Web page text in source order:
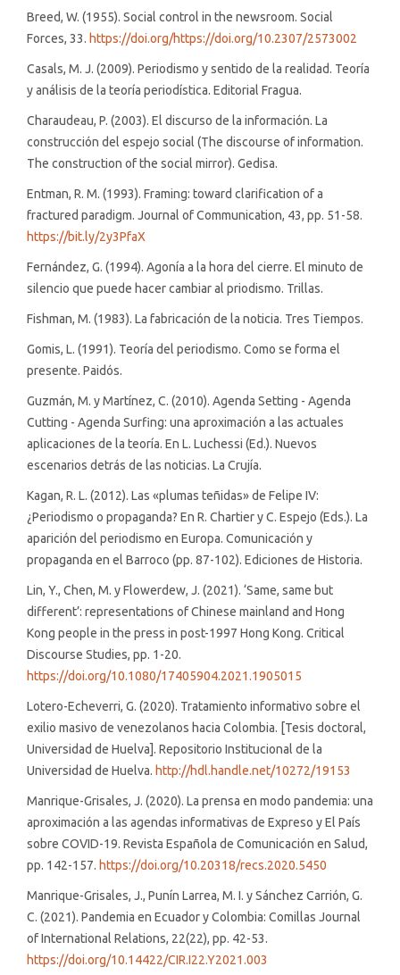
Breed, W. (1955). Social control in the newsroom. Social
Forces, 33. https://doi.org/https://doi.org/10.2307/2573002
Casals, M. J. (2009). Periodismo y sentido de la realidad. Teoría
y análisis de la teoría periodística. Editorial Fragua.
Charaudeau, P. (2003). El discurso de la información. La
construcción del espejo social (The discourse of information.
The construction of the social mirror). Gedisa.
Entman, R. M. (1993). Framing: toward clarification of a
fractured paradigm. Journal of Communication, 43, pp. 51-58.
https://bit.ly/2y3PfaX
Fernández, G. (1994). Agonía a la hora del cierre. El minuto de
silencio que puede hacer cambiar al priodismo. Trillas.
Fishman, M. (1983). La fabricación de la noticia. Tres Tiempos.
Gomis, L. (1991). Teoría del periodismo. Como se forma el
presente. Paidós.
Guzmán, M. y Martínez, C. (2010). Agenda Setting - Agenda
Cutting - Agenda Surfing: una aproximación a las actuales
aplicaciones de la teoría. En L. Luchessi (Ed.). Nuevos
escenarios detrás de las noticias. La Crujía.
Kagan, R. L. (2012). Las «plumas teñidas» de Felipe IV:
¿Periodismo o propaganda? En R. Chartier y C. Espejo (Eds.). La
aparición del periodismo en Europa. Comunicación y
propaganda en el Barroco (pp. 87-102). Ediciones de Historia.
Lin, Y., Chen, M. y Flowerdew, J. (2021). ‘Same, same but
different’: representations of Chinese mainland and Hong
Kong people in the press in post-1997 Hong Kong. Critical
Discourse Studies, pp. 1-20.
https://doi.org/10.1080/17405904.2021.1905015
Lotero-Echeverri, G. (2020). Tratamiento informativo sobre el
exilio masivo de venezolanos hacia Colombia. [Tesis doctoral,
Universidad de Huelva]. Repositorio Institucional de la
Universidad de Huelva. http://hdl.handle.net/10272/19153
Manrique-Grisales, J. (2020). La prensa en modo pandemia: una
aproximación a las agendas informativas de Expreso y El País
sobre COVID-19. Revista Española de Comunicación en Salud,
pp. 142-157. https://doi.org/10.20318/recs.2020.5450
Manrique-Grisales, J., Punín Larrea, M. I. y Sánchez Carrión, G.
C. (2021). Pandemia en Ecuador y Colombia: Comillas Journal
of International Relations, 22(22), pp. 42-53.
https://doi.org/10.14422/CIR.I22.Y2021.003